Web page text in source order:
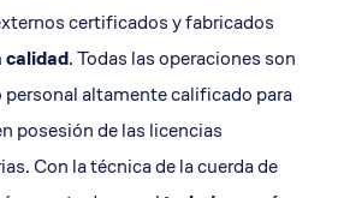
certificados y fabricados
calidad. Todas las operaciones son
personal altamente calificado para
posesión de las licencias
Con la técnica de la cuerda de